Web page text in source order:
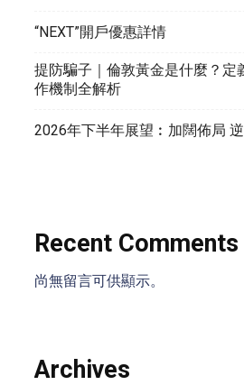
“NEXT”開戶優惠詳情
提防騙子｜倫敦黃金是什麼？定
作機制全解析
2026年下半年展望︰加闊佈局
Recent Comments
尚無留言可供顯示。
Archives